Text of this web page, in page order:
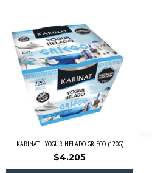
KARINAT - YOGUR HELADO GRIEGO (120G)
$4.205